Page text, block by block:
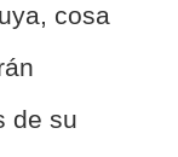
cosa
de su